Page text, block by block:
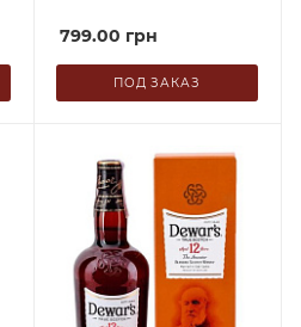
799.00 грн
ПОД ЗАКАЗ